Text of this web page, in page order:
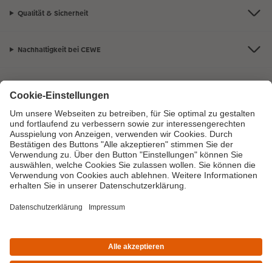
Qualität & Sicherheit
Nachhaltigkeit bei CEWE
Informationen
Sortiment
Mo. bis Sa.: 8:00 – 20:00 Uhr und So.: 10:00 – 18:00 Uhr